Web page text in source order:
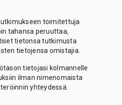
toimitettuja
tahansa peruuttaa,
tietonsa tutkimusta
tietojensa omistajia.
tietojasi kolmannelle
ilman nimenomaista
yhteydessä.